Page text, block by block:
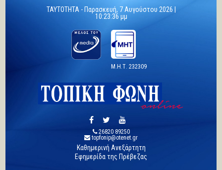
TAYTOTHTA - Παρασκευή, 7 Αυγούστου 2026 |
10:23:36 μμ
Μ.Η.Τ. 232309
26820 89250
topfonip@otenet.gr
Καθημερινή Ανεξάρτητη
Εφημερίδα της Πρέβεζας